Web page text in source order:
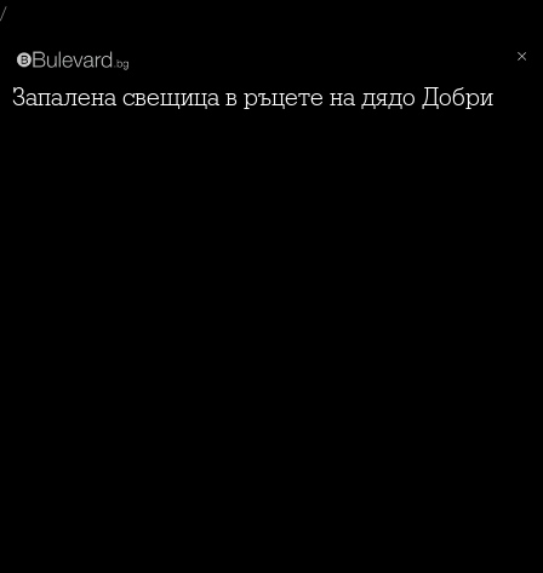
/
Запалена свещица в ръцете на дядо Добри